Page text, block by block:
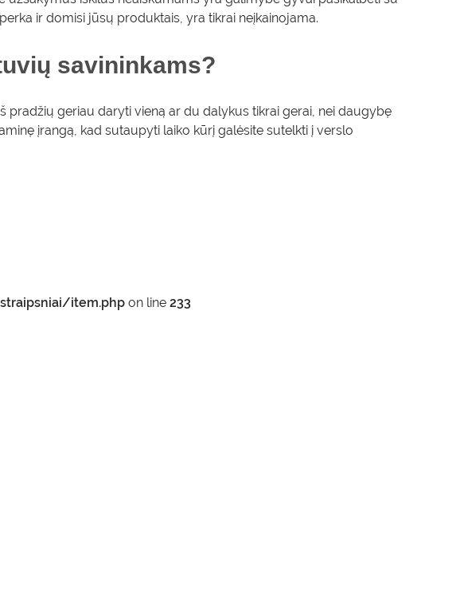
ir domisi jūsų produktais, yra tikrai neįkainojama.
savininkams?
geriau daryti vieną ar du dalykus tikrai gerai, nei daugybę
įrangą, kad sutaupyti laiko kūrį galėsite sutelkti į verslo
item.php on line 233